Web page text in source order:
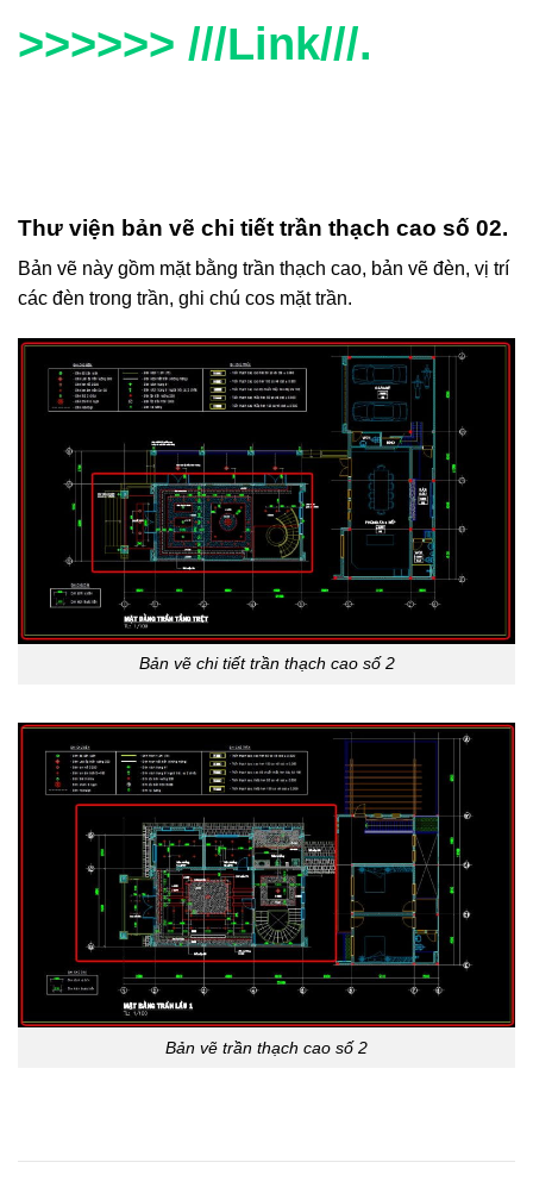
>>>>>> ///Link///.
Thư viện bản vẽ chi tiết trần thạch cao số 02.
Bản vẽ này gồm mặt bằng trần thạch cao, bản vẽ đèn, vị trí
các đèn trong trần, ghi chú cos mặt trần.
Bản vẽ chi tiết trần thạch cao số 2
Bản vẽ trần thạch cao số 2